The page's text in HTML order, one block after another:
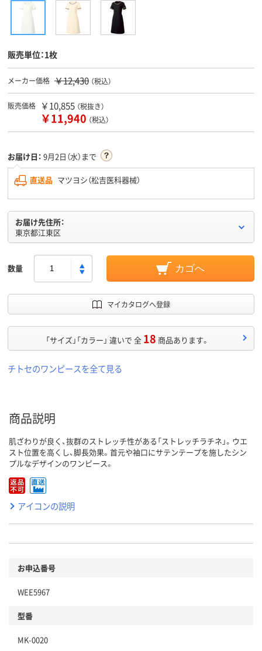
販売単位：1枚
メーカー価格 ￥12,430 （税込）
販売価格 ￥10,855 （税抜き）
￥11,940 （税込）
お届け日： 9月2日（水）まで
直送品 マツヨシ（松吉医科器械）
お届け先住所：
東京都江東区
数量 カゴへ
マイカタログへ登録
「サイズ」「カラー」 違いで 全 18 商品あります。
チトセのワンピースを全て見る
商品説明
肌ざわりが良く、抜群のストレッチ性がある「ストレッチラチネ」。ウエ
スト位置を高くし、脚長効果。首元や袖口にサテンテープを施したシン
プルなデザインのワンピース。
アイコンの説明
お申込番号
WEE5967
型番
MK-0020